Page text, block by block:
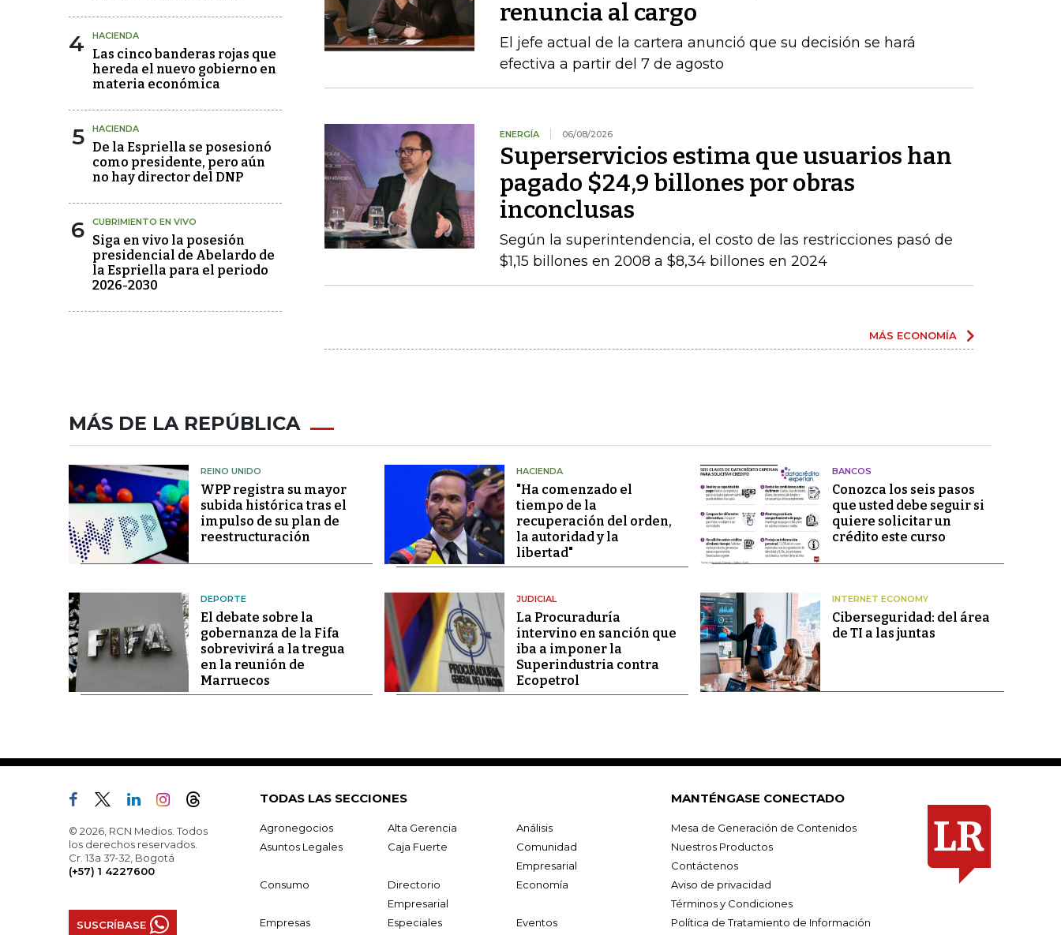
4 HACIENDA
Las cinco banderas rojas que
hereda el nuevo gobierno en
materia económica
5 HACIENDA
De la Espriella se posesionó
como presidente, pero aún
no hay director del DNP
6 CUBRIMIENTO EN VIVO
Siga en vivo la posesión
presidencial de Abelardo de
la Espriella para el periodo
2026-2030
renuncia al cargo
El jefe actual de la cartera anunció que su decisión se hará
efectiva a partir del 7 de agosto
ENERGÍA 06/08/2026
Superservicios estima que usuarios han
pagado $24,9 billones por obras
inconclusas
Según la superintendencia, el costo de las restricciones pasó de
$1,15 billones en 2008 a $8,34 billones en 2024
MÁS ECONOMÍA
MÁS DE LA REPÚBLICA
REINO UNIDO
WPP registra su mayor
subida histórica tras el
impulso de su plan de
reestructuración
HACIENDA
"Ha comenzado el
tiempo de la
recuperación del orden,
la autoridad y la
libertad"
BANCOS
Conozca los seis pasos
que usted debe seguir si
quiere solicitar un
crédito este curso
DEPORTE
El debate sobre la
gobernanza de la Fifa
sobrevivirá a la tregua
en la reunión de
Marruecos
JUDICIAL
La Procuraduría
intervino en sanción que
iba a imponer la
Superindustria contra
Ecopetrol
INTERNET ECONOMY
Ciberseguridad: del área
de TI a las juntas
© 2026, RCN Medios. Todos
los derechos reservados.
Cr. 13a 37-32, Bogotá
(+57) 1 4227600
SUSCRÍBASE
TODAS LAS SECCIONES
Agronegocios Alta Gerencia
Análisis
Asuntos Legales
Caja Fuerte
Comunidad
Empresarial
Consumo
Directorio
Empresarial
Economía
Empresas Especiales Eventos
MANTÉNGASE CONECTADO
Mesa de Generación de Contenidos
Nuestros Productos
Contáctenos
Aviso de privacidad
Términos y Condiciones
Política de Tratamiento de Información